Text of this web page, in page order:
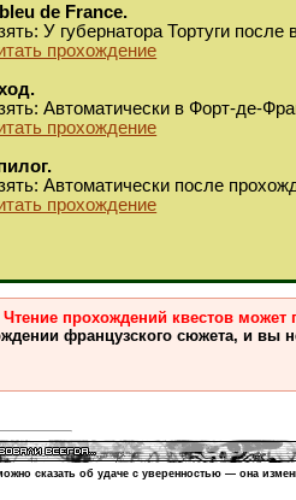
de France.
У губернатора Тортуги после
прохождение
Автоматически в Форт-де-
прохождение
Автоматически после
прохождение
прохождений квестов может
французского сюжета, и вы
сказать об удаче с уверенностью — она